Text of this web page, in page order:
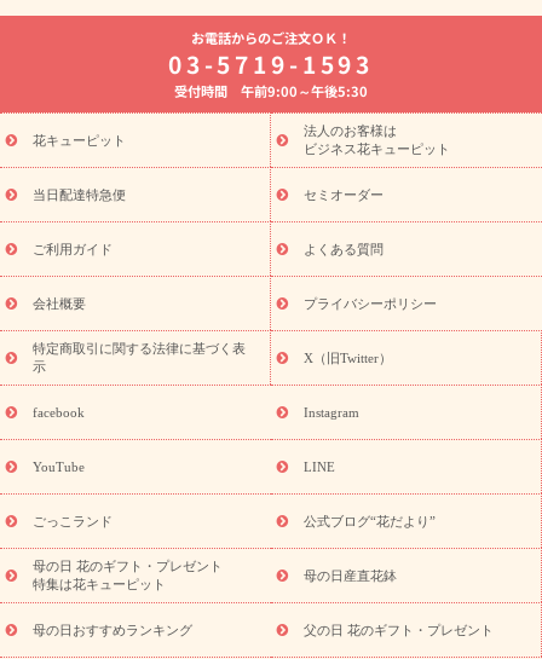
よく贈られる花
お祝いの花特集
誕生日フラワーギフト特集
8月の誕生花(トルコキキョウ)
開店・開業祝い
お供え・お悔やみ お供え・お悔やみの花
通夜・葬儀に贈る花 胡蝶蘭・花鉢
ーブドフラワー
季節のイベント
ひまわり ギフト・プレゼント
特集
お盆 花（新盆・初盆） 季節のイベント
お盆 花（新
盆・初盆）
お盆 花（新盆・初盆）
お盆・お供え 花とセットギ
フト
お盆・お供え プリザーブドフラワー
ひまわり ギフト・プ
レゼント特集
夏の花贈り・お中元・暑中見舞い 花のギフト特集
敬老の日におくる花ギフト・プレゼント特集
花ギフト・プレゼント特集
敬老の日 花のおすすめランキング
敬
老の日 花鉢植えのギフト・プレゼント特集
敬老の日 花とセットギ
フト・プレゼント特集
敬老の日の花 全てのギフト一覧
キャン
ペーン
「きょう誕生日なんです」キャンペーン
探す
誕生日フラワーギフト 誕生日フラワーギフト特集
誕生
日フラワーギフト商品一覧
ユリ トルコキキョウ
誕生花(トルコキキョウ)
9月の誕生花(リンドウ)
誕生日セット
ギフト
「きょう誕生日なんです」キャンペーン
用途から探す お祝いの花特集 当日配達特急便
お祝い商品
一覧
お祝い 新築・引っ越し祝い
結婚記念日
結婚祝い 出産祝い 退院祝い・快気祝い
還暦
祝い・長寿祝い
プチギフト ペットのお祝いフラワー
元・暑中見舞い
敬老の日
お供え
お供え・お悔やみ商品一覧 お供え・お悔やみの花
十九日法要以降に贈る花
通夜・葬儀に贈る花
お供え お花とセッ
お電話からのご注文ＯＫ！
03-5719-1593
受付時間 午前9:00～午後5:30
花キューピット
法人のお客様は
ビジネス花キューピット
当日配達特急便 セミオーダー
ご利用ガイド よくある質問
会社概要 プライバシーポリシー
特定商取引に関する法律に基づく表
示
X（旧Twitter）
facebook Instagram
YouTube LINE
ごっこランド 公式ブログ“花だより”
母の日 花のギフト・プレゼント
特集は花キューピット
母の日産直花鉢
母の日おすすめランキング 父の日 花のギフト・プレゼント